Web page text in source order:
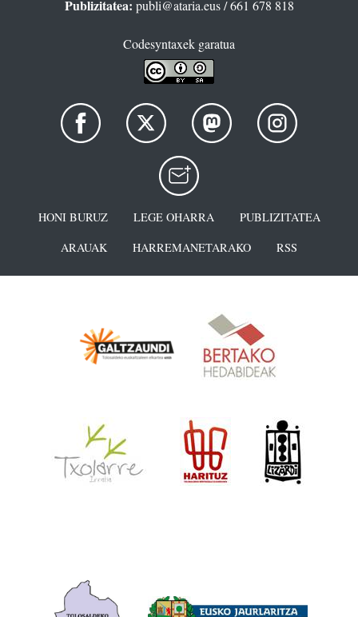
Publizitatea: publi@ataria.eus/ 661 678 818
Codesyntaxek garatua
HONI BURUZ LEGE OHARRA
PUBLIZITATEA
ARAUAK
HARREMANETARAKO RSS